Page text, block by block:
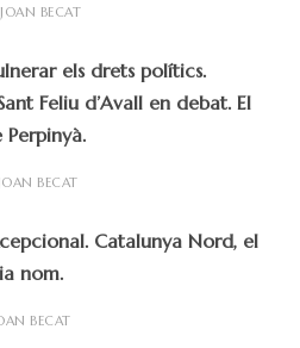
JOAN BECAT
els drets polítics.
Feliu d’Avall en debat. El
Perpinyà.
JOAN BECAT
Catalunya Nord, el
nom.
BECAT